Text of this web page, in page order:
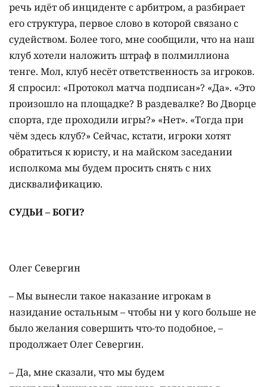
речь идёт об инциденте с арбитром, а разбирает
его структура, первое слово в которой связано с
судейством. Более того, мне сообщили, что на наш
клуб хотели наложить штраф в полмиллиона
тенге. Мол, клуб несёт ответственность за игроков.
Я спросил: «Протокол матча подписан»? «Да». «Это
произошло на площадке? В раздевалке? Во Дворце
спорта, где проходили игры?» «Нет». «Тогда при
чём здесь клуб?» Сейчас, кстати, игроки хотят
обратиться к юристу, и на майском заседании
исполкома мы будем просить снять с них
дисквалификацию.
СУДЬИ – БОГИ?
Олег Севергин
– Мы вынесли такое наказание игрокам в
назидание остальным – чтобы ни у кого больше не
было желания совершить что-то подобное, –
продолжает Олег Севергин.
– Да, мне сказали, что мы будем